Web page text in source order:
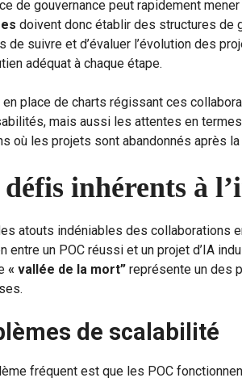
de gouvernance peut rapidement
doivent donc établir des structures de
de suivre et d’évaluer l’évolution des
adéquat à chaque étape.
en place de charts régissant ces
mais aussi les attentes en
où les projets sont abandonnés après
défis inhérents à
atouts indéniables des collaborations
entre un POC réussi et un projet d’IA
« vallée de la mort” représente un des
de scalabilité
fréquent est que les POC